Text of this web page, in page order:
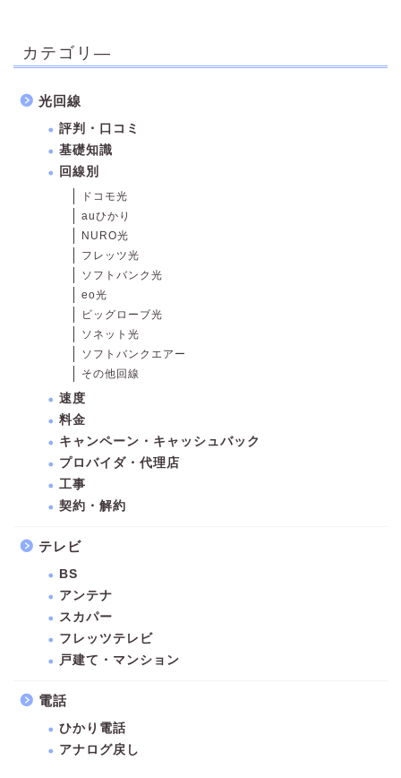
カテゴリ―
光回線
評判・口コミ
基礎知識
回線別
ドコモ光
auひかり
NURO光
フレッツ光
ソフトバンク光
eo光
ビッグローブ光
ソネット光
ソフトバンクエアー
その他回線
速度
料金
キャンペーン・キャッシュバック
プロバイダ・代理店
工事
契約・解約
テレビ
BS
アンテナ
スカパー
フレッツテレビ
戸建て・マンション
電話
ひかり電話
アナログ戻し